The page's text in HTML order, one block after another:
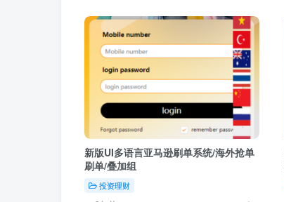
新版UI多语言亚马逊刷单系统/海外抢单
刷单/叠加组
投资理财